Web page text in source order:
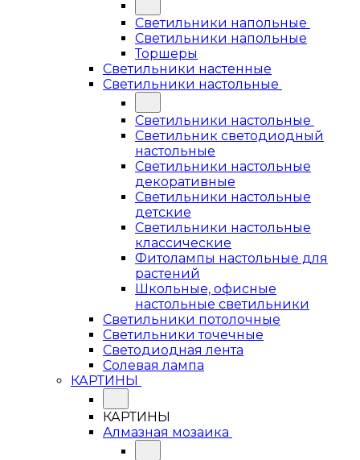
Светильники напольные
Светильники напольные
Торшеры
Светильники настенные
Светильники настольные
Светильники настольные
Светильник светодиодный
настольные
Светильники настольные
декоративные
Светильники настольные
детские
Светильники настольные
классические
Фитолампы настольные для
растений
Школьные, офисные
настольные светильники
Светильники потолочные
Светильники точечные
Светодиодная лента
Солевая лампа
КАРТИНЫ
КАРТИНЫ
Алмазная мозаика